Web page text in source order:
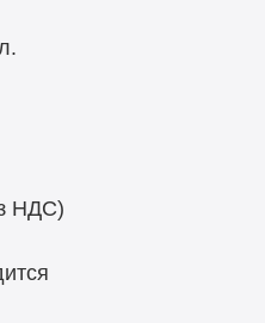
НДС)